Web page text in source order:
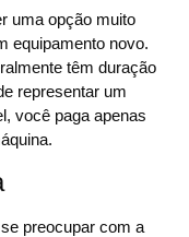
uma opção muito
equipamento novo.
têm duração
representar um
você paga apenas
preocupar com a